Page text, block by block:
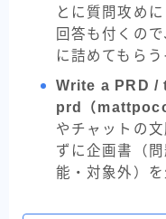
とに質問攻め
回答も付くの
に詰めてもらう
Write a PRD /
prd（
やチャットの
ずに企画書（
能・対象外）を